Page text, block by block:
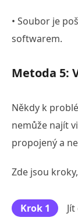
• Soubor je
softwarem.
Metoda 5:
Někdy k
nemůže najít
propojený a
Zde jsou
Krok 1